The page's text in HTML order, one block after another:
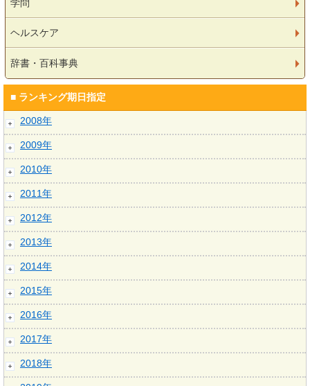
学問
ヘルスケア
辞書・百科事典
■ ランキング期日指定
2008年
2009年
2010年
2011年
2012年
2013年
2014年
2015年
2016年
2017年
2018年